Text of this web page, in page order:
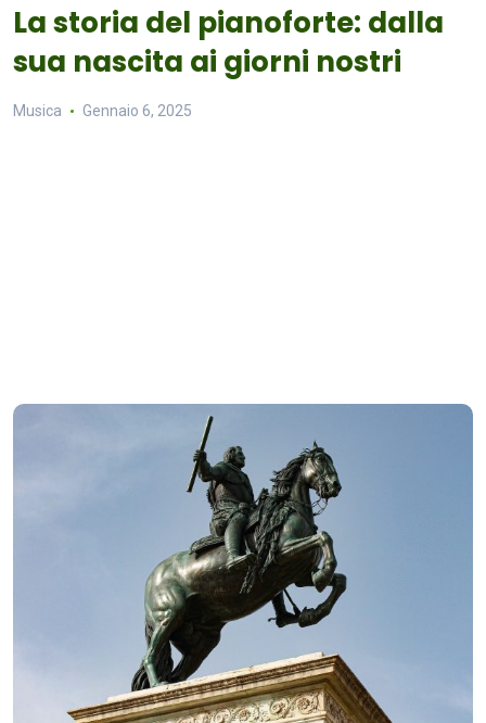
La storia del pianoforte: dalla
sua nascita ai giorni nostri
Musica Gennaio 6, 2025